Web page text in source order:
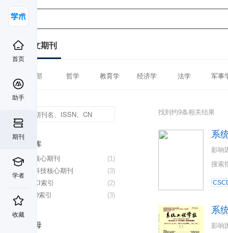
首页
助手
期刊
学者
收藏
中文期刊
全部 哲学 教育学 经济学 法学 军事
数据库
(1)
北大核心期刊
(3)
中国科技核心期刊
(2)
CSSCI索引
(3)
CSCD索引
首字母
找到约9条相关结果
系
影响
搜索
系
影响